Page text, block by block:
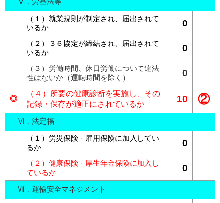
（１）就業規則が制定され、届出されて
いるか
0
（２）３６協定が締結され、届出されて
いるか
0
（３）労働時間、休日労働について違法
性はないか（運転時間を除く）
0
◎
（４）所要の健康診断を実施し、その
記録・保存が適正にされているか
10 ②
Ⅵ．法定福
（１）労災保険・雇用保険に加入してい
るか
0
（２）健康保険・厚生年金保険に加入し
ているか
0
Ⅶ．運輸安全マネジメント